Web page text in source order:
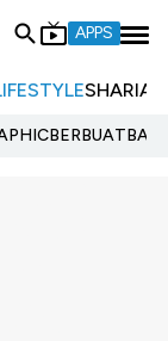
APPS
SHARIA